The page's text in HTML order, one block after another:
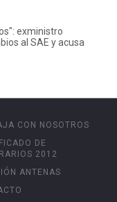
exministro
al SAE y acusa
CON NOSOTROS
DE
2012
ANTENAS